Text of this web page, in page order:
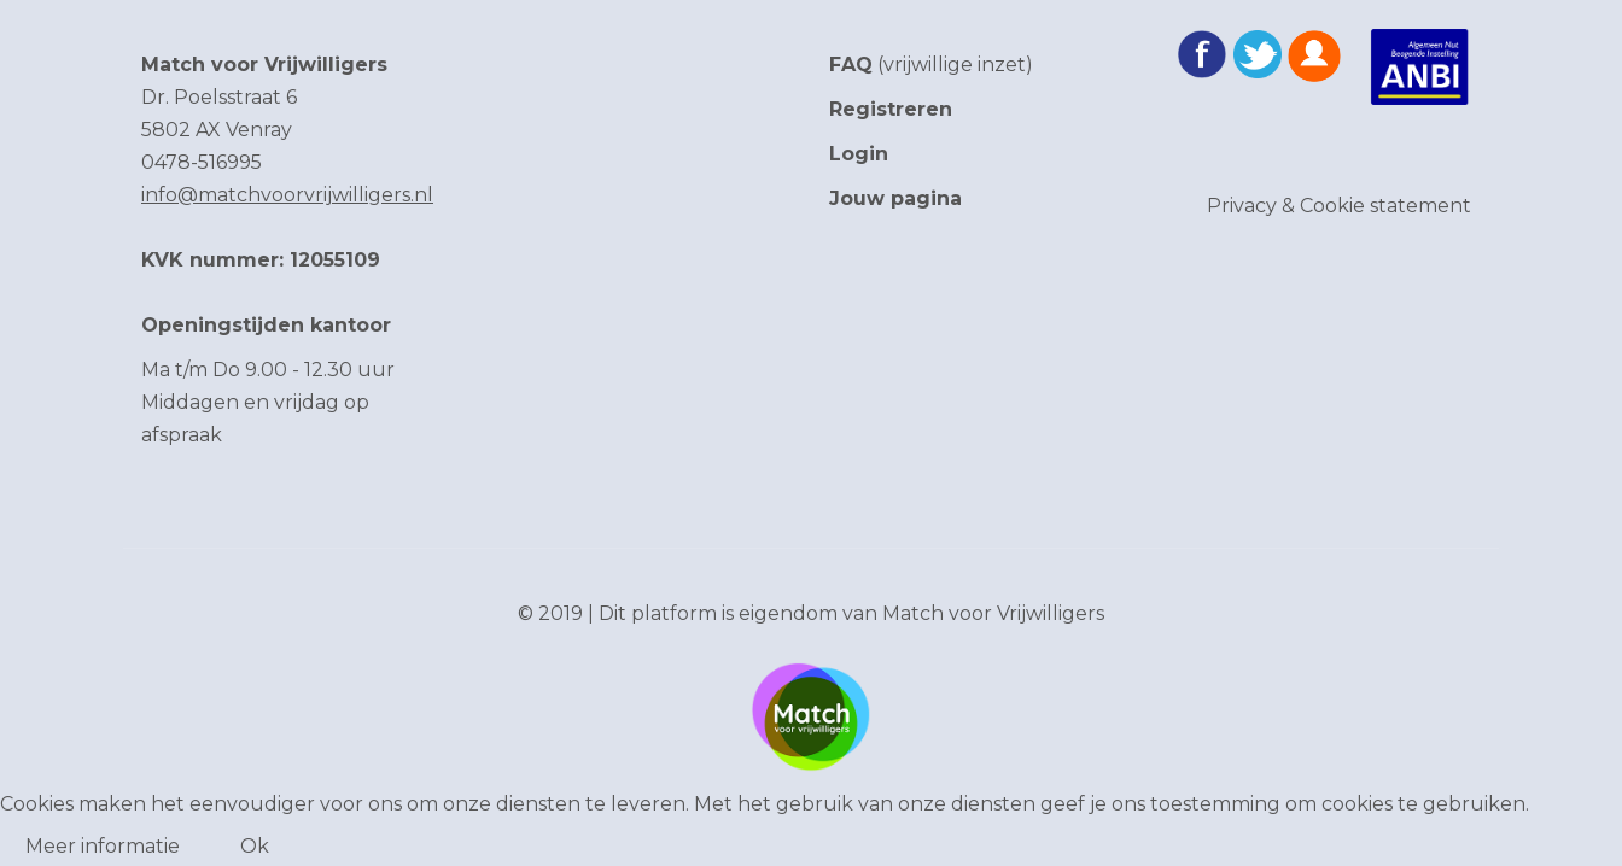
Match voor Vrijwilligers
Dr. Poelsstraat 6
5802 AX Venray
0478-516995
info@matchvoorvrijwilligers.nl
KVK nummer: 12055109
Openingstijden kantoor
Ma t/m Do 9.00 - 12.30 uur
Middagen en vrijdag op
afspraak
FAQ (vrijwillige inzet)
Registreren
Login
Jouw pagina
Privacy & Cookie statement
© 2019 | Dit platform is eigendom van Match voor Vrijwilligers
Cookies maken het eenvoudiger voor ons om onze diensten te leveren. Met het gebruik van onze diensten geef je ons toestemming om cookies te gebruiken.
Meer informatie
Ok